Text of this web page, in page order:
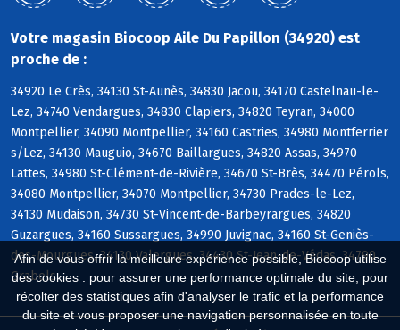
Afin de vous offrir la meilleure expérience possible, Biocoop utilise
des cookies : pour assurer une performance optimale du site, pour
récolter des statistiques afin d'analyser le trafic et la performance
du site et vous proposer une navigation personnalisée en toute
Votre magasin Biocoop Aile Du Papillon (34920) est
proche de :
34920 Le Crès, 34130 St-Aunès, 34830 Jacou, 34170 Castelnau-le-
Lez, 34740 Vendargues, 34830 Clapiers, 34820 Teyran, 34000
Montpellier, 34090 Montpellier, 34160 Castries, 34980 Montferrier
s/Lez, 34130 Mauguio, 34670 Baillargues, 34820 Assas, 34970
Lattes, 34980 St-Clément-de-Rivière, 34670 St-Brès, 34470 Pérols,
34080 Montpellier, 34070 Montpellier, 34730 Prades-le-Lez,
34130 Mudaison, 34730 St-Vincent-de-Barbeyrargues, 34820
Guzargues, 34160 Sussargues, 34990 Juvignac, 34160 St-Geniès-
des-Mourgues, 34130 Valergues, 34430 St-Jean-de-Védas, 34790
Grabels